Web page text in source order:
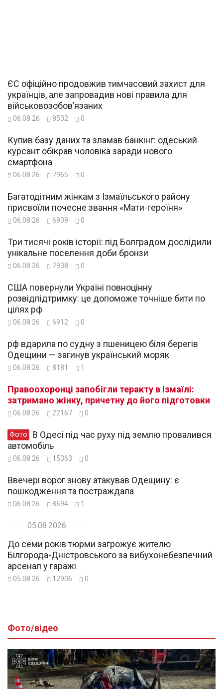
ЄС офіційно продовжив тимчасовий захист для
українців, але запровадив нові правила для
військовозобов’язаних
06.08.26 8532 0
Купив базу даних та зламав банкінг: одеський
курсант обікрав чоловіка заради нового
смартфона
06.08.26 7965 0
Багатодітним жінкам з Ізмаїльського району
присвоїли почесне звання «Мати-героїня»
06.08.26 6939 0
Три тисячі років історії: під Болградом дослідили
унікальне поселення доби бронзи
06.08.26 7938 0
США повернули Україні повноцінну
розвідпідтримку: це допоможе точніше бити по
цілях рф
06.08.26 6912 0
рф вдарила по судну з пшеницею біля берегів
Одещини — загинув український моряк
06.08.26 8181 1
Правоохоронці запобігли теракту в Ізмаїлі:
затримано жінку, причетну до його підготовки
06.08.26 22167 0
Фото
автомобіль
06.08.26 15363 0
Ввечері ворог знову атакував Одещину: є
пошкодження та постраждала
06.08.26 8694 1
05.08.2026
До семи років тюрми загрожує жителю
Білгорода-Дністровського за вибухонебезпечний
арсенал у гаражі
05.08.26 12906 0
Фото/відео